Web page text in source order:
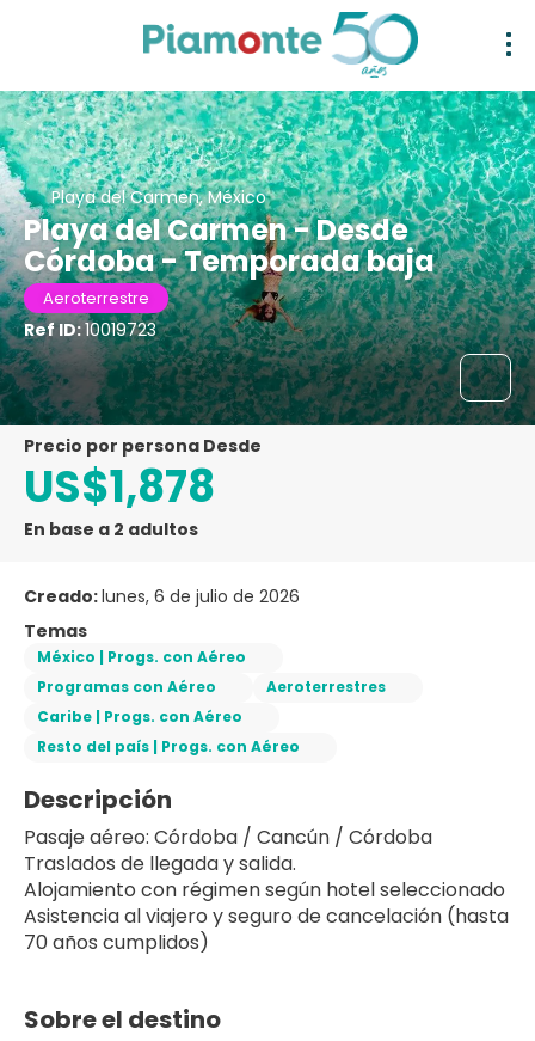
Playa del Carmen, México
Playa del Carmen - Desde
Córdoba - Temporada baja
Aeroterrestre
Ref ID:10019723
precio por persona Desde
US$1,878
En base a 2 adultos
Creado:lunes, 6 de julio de 2026
Temas
México | Progs. con Aéreo
Programas con Aéreo
Aeroterrestres
Caribe | Progs. con Aéreo
Resto del país | Progs. con Aéreo
Descripción
Pasaje aéreo: Córdoba / Cancún / Córdoba
Traslados de llegada y salida.
Alojamiento con régimen según hotel seleccionado
Asistencia al viajero y seguro de cancelación (hasta
70 años cumplidos)
Sobre el destino